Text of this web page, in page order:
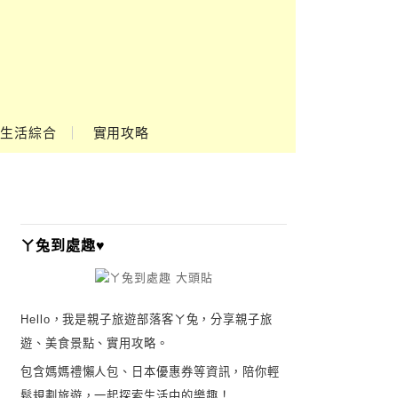
生活綜合 實用攻略
ㄚ兔到處趣♥
Hello，我是親子旅遊部落客ㄚ兔，分享親子旅
遊、美食景點、實用攻略。
包含媽媽禮懶人包、日本優惠券等資訊，陪你輕